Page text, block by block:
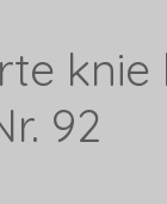
knie
92